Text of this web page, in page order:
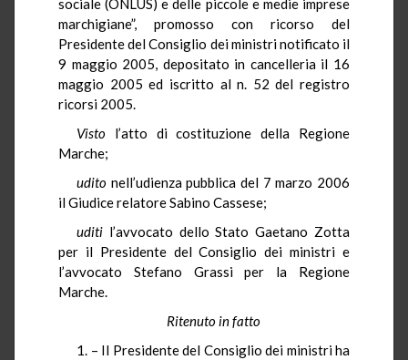
sociale (ONLUS) e delle piccole e medie imprese
marchigiane”, promosso con ricorso del
Presidente del Consiglio dei ministri notificato il
9 maggio 2005, depositato in cancelleria il 16
maggio 2005 ed iscritto al n. 52 del registro
ricorsi 2005.
Visto l’atto di costituzione della Regione
Marche;
udito nell’udienza pubblica del 7 marzo 2006
il Giudice relatore Sabino Cassese;
uditi l’avvocato dello Stato Gaetano Zotta
per il Presidente del Consiglio dei ministri e
l’avvocato Stefano Grassi per la Regione
Marche.
Ritenuto in fatto
1. – Il Presidente del Consiglio dei ministri ha